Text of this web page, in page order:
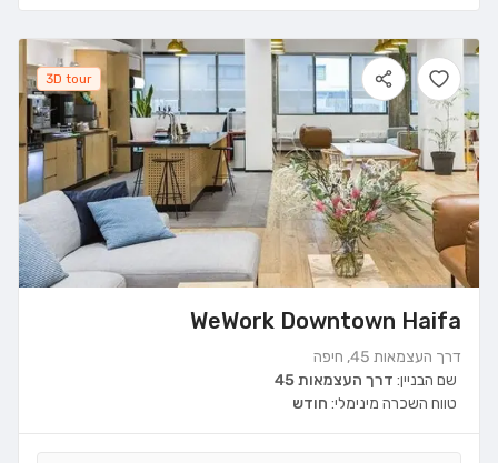
3D tour
WeWork Downtown Haifa
דרך העצמאות 45, חיפה
שם הבניין: דרך העצמאות 45
טווח השכרה מינימלי: חודש